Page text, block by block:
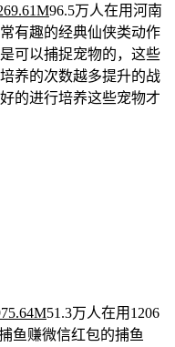
96.5万人在用河南
有趣的经典仙侠类动作
可以捕捉宠物的，这些
养的次数越多提升的战
的进行培养这些宠物才
51.3万人在用 1206
鱼赚微信红包的捕鱼